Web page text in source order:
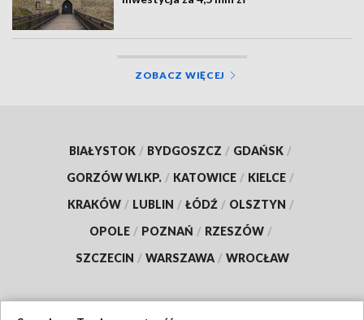
ZOBACZ WIĘCEJ
BIAŁYSTOK / BYDGOSZCZ / GDAŃSK /
GORZÓW WLKP. / KATOWICE / KIELCE /
KRAKÓW / LUBLIN / ŁÓDŹ / OLSZTYN /
OPOLE / POZNAŃ / RZESZÓW /
SZCZECIN / WARSZAWA / WROCŁAW